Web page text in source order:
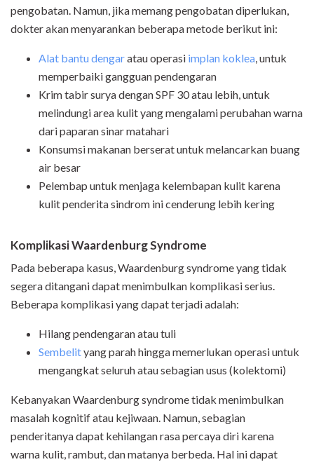
pengobatan. Namun, jika memang pengobatan diperlukan,
dokter akan menyarankan beberapa metode berikut ini:
Alat bantu dengaratau operasi implan koklea, untuk
memperbaiki gangguan pendengaran
Krim tabir surya dengan SPF 30 atau lebih, untuk
melindungi area kulit yang mengalami perubahan warna
dari paparan sinar matahari
Konsumsi makanan berserat untuk melancarkan buang
air besar
Pelembap untuk menjaga kelembapan kulit karena
kulit penderita sindrom ini cenderung lebih kering
Komplikasi Waardenburg Syndrome
Pada beberapa kasus, Waardenburg syndrome yang tidak
segera ditangani dapat menimbulkan komplikasi serius.
Beberapa komplikasi yang dapat terjadi adalah:
Hilang pendengaran atau tuli
Sembelityang parah hingga memerlukan operasi untuk
mengangkat seluruh atau sebagian usus (kolektomi)
Kebanyakan Waardenburg syndrome tidak menimbulkan
masalah kognitif atau kejiwaan. Namun, sebagian
penderitanya dapat kehilangan rasa percaya diri karena
warna kulit, rambut, dan matanya berbeda. Hal ini dapat